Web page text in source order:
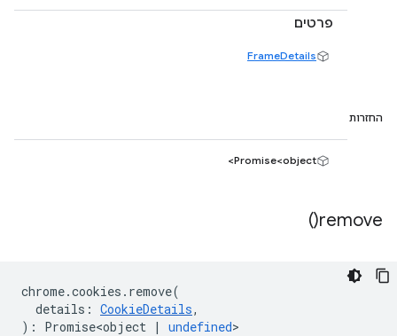
פרטים
FrameDetails
החזרות
Promise<object>
remove(
)
chrome.cookies . remove(
details : CookieDetails,
) : Promise<object | undefined>